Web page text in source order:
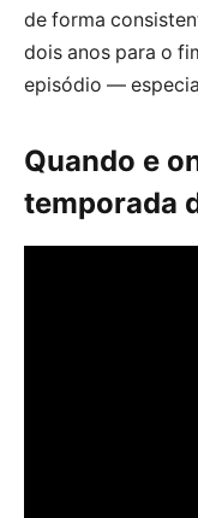
de forma
dois anos para o
episódio —
Quando e
temporada